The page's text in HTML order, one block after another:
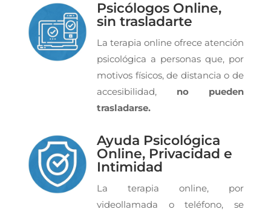
Psicólogos Online,
sin trasladarte
La terapia online ofrece atención
psicológica a personas que, por
motivos físicos, de distancia o de
accesibilidad, no pueden
trasladarse.
Ayuda Psicológica
Online, Privacidad e
Intimidad
La terapia online, por
videollamada o teléfono, se